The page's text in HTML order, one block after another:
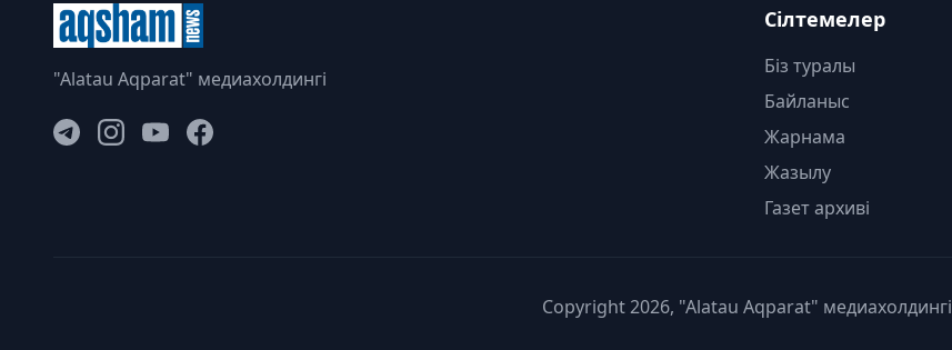
"Alatau Aqparat" медиахолдингі
Сілтемелер
Біз туралы
Байланыс
Жарнама
Жазылу
Газет архиві
Copyright 2026, "Alatau Aqparat" медиахолдингі